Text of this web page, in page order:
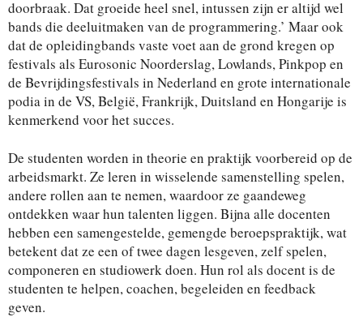
doorbraak. Dat groeide heel snel, intussen zijn er altijd wel
bands die deeluitmaken van de programmering.’ Maar ook
dat de opleidingbands vaste voet aan de grond kregen op
festivals als Eurosonic Noorderslag, Lowlands, Pinkpop en
de Bevrijdingsfestivals in Nederland en grote internationale
podia in de VS, België, Frankrijk, Duitsland en Hongarije is
kenmerkend voor het succes.
De studenten worden in theorie en praktijk voorbereid op de
arbeidsmarkt. Ze leren in wisselende samenstelling spelen,
andere rollen aan te nemen, waardoor ze gaandeweg
ontdekken waar hun talenten liggen. Bijna alle docenten
hebben een samengestelde, gemengde beroepspraktijk, wat
betekent dat ze een of twee dagen lesgeven, zelf spelen,
componeren en studiowerk doen. Hun rol als docent is de
studenten te helpen, coachen, begeleiden en feedback
geven.